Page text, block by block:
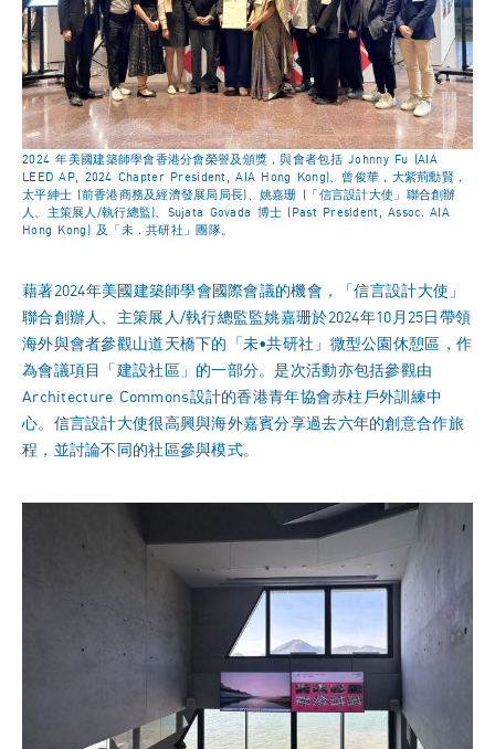
2024 年美國建築師學會香港分會榮譽及頒獎，與會者包括 Johnny Fu (AIA
LEED AP, 2024 Chapter President, AIA Hong Kong)、曾俊華，大紫荊勳賢，
太平紳士 (前香港商務及經濟發展局局長)、姚嘉珊 (「信言設計大使」聯合創辦
人、主策展人/執行總監)、Sujata Govada 博士 (Past President, Assoc. AIA
Hong Kong) 及「未．共研社」團隊。
藉著2024年美國建築師學會國際會議的機會，「信言設計大使」
聯合創辦人、主策展人/執行總監監姚嘉珊於2024年10月25日帶領
海外與會者參觀山道天橋下的「未•共研社」微型公園休憩區，作
為會議項目「建設社區」的一部分。是次活動亦包括參觀由
Architecture Commons設計的香港青年協會赤柱戶外訓練中
心。信言設計大使很高興與海外嘉賓分享過去六年的創意合作旅
程，並討論不同的社區參與模式。